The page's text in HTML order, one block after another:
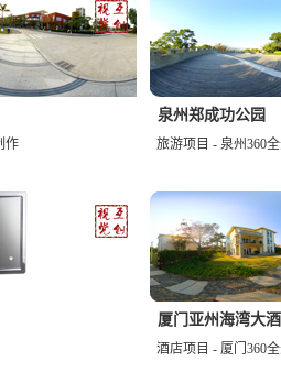
作
泉州郑成功公园
旅游项目 - 泉州360
厦门亚州海湾大
酒店项目 - 厦门360